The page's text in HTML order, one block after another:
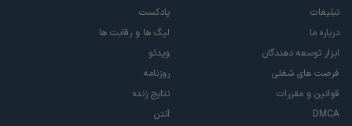
تبلیغات
درباره ما
ابزار توسعه دهندگان
فرصت های شغلی
قوانین و مقررات
DMCA
پادکست
لیگ ها و رقابت ها
ویدئو
روزنامه
نتایج زنده
آنتن